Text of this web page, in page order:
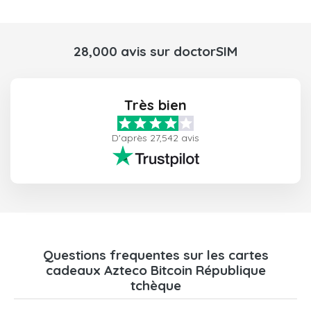
28,000 avis sur doctorSIM
Très bien
D'après 27,542 avis
Questions frequentes sur les cartes
cadeaux Azteco Bitcoin République
tchèque